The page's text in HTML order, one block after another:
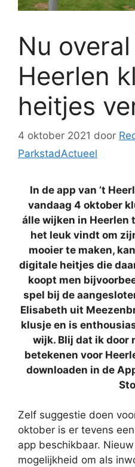
Nu
Heerlen
heitjes
4 oktober 2021 door
ParkstadActueel
In de app van ’t
vandaag 4 oktober
álle wijken in Heerlen
het leuk vindt om
mooier te maken,
digitale heitjes die
koopt men
spel bij de
Elisabeth uit
klusje en is
wijk. Blij dat ik door
betekenen voor
downloaden in de
Zelf suggestie doen
oktober is er tevens
app beschikbaar.
mogelijkheid om als